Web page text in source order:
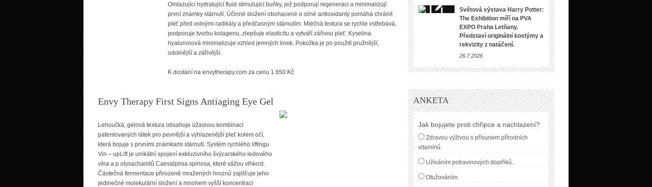
Omlazující hydratující fluid stimulující buňky, jež podporují regeneraci a minimalizují
první známky stárnutí. Účinné složení obohacené o silné antioxidanty pomáhá chránit
pleť před volnými radikály a předčasným stárnutím. Mléčná textura se rychle vstřebává,
podporuje tvorbu kolagenu, zlepšuje elasticitu a vytváří zářivou pleť. Kyselina
hyaluronová minimalizuje vzhled jemných linek. Pokožka je po použití pružnější,
odolnější a zářivější.
K dostání na envytherapy.com za cenu 1 650 Kč
Envy Therapy First Signs Antiaging Eye Gel
Lehoučká, gelová textura obsahuje úžasnou kombinaci
patentovaných látek pro pevnější a vyhlazenější pleť kolem očí,
která bojuje s prvními známkami stárnutí. Systém rychlého liftingu
Vin – upLift je unikátní spojení exkluzivního švýcarského ledového
vína a p olysacharidů Caesalpinia spinosa, které vážou vlhkost.
Částečná fermentace přirozeně mražených hroznů zajišťuje jeho
jedinečné molekulární složení a mnohem vyšší koncentraci
Světová výstava Harry Potter:
The Exhibition míří na PVA
EXPO Praha Letňany.
Představí originální kostýmy a
rekvizity z natáčení.
26.7.2026
ANKETA
Jak bojujete proti chřipce a nachlazení?
Zdravou výživou s přísunem přírodních
vitamínů.
Užíváním potravinových doplňků..
Otužováním.